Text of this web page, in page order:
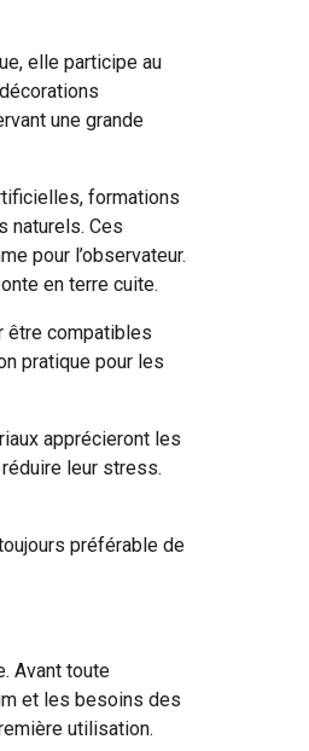
elle participe au
une grande
formations
naturels. Ces
pour l’observateur.
en terre cuite.
être compatibles
pratique pour les
apprécieront les
leur stress.
préférable de
Avant toute
et les besoins des
utilisation.